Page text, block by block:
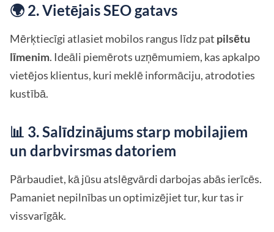
🌍 2. Vietējais SEO gatavs
Mērķtiecīgi atlasiet mobilos rangus līdz pat pilsētu
līmenim. Ideāli piemērots uzņēmumiem, kas apkalpo
vietējos klientus, kuri meklē informāciju, atrodoties
kustībā.
📊 3. Salīdzinājums starp mobilajiem
un darbvirsmas datoriem
Pārbaudiet, kā jūsu atslēgvārdi darbojas abās ierīcēs.
Pamaniet nepilnības un optimizējiet tur, kur tas ir
vissvarīgāk.